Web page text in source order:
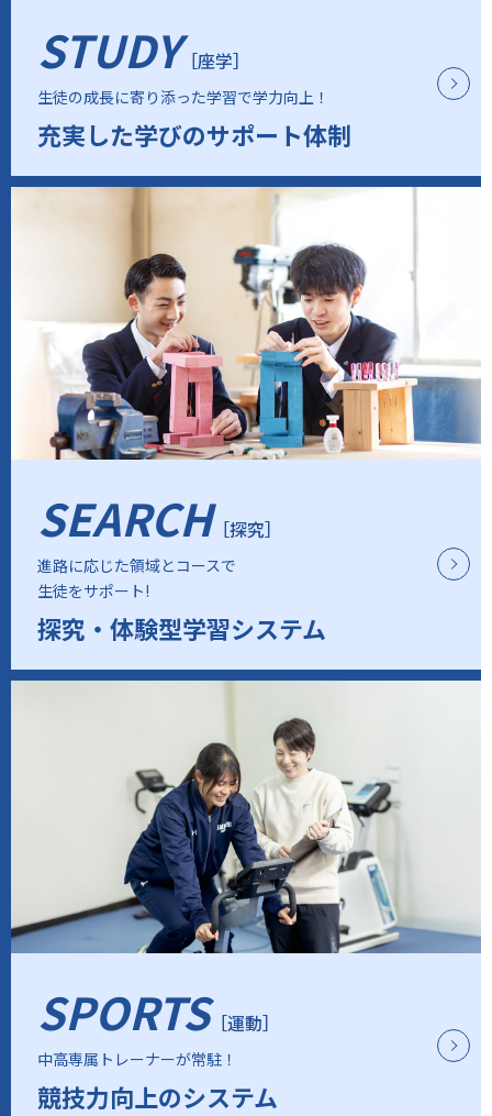
STUDY ［座学］
生徒の成長に寄り添った学習で学力向上！
充実した学びのサポート体制
SEARCH［探究］
進路に応じた領域とコースで
生徒をサポート!
探究・体験型学習システム
SPORTS［運動］
中高専属トレーナーが常駐！
競技力向上のシステム